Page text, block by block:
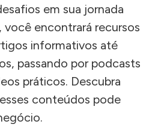
em sua jornada
você encontrará recursos
informativos até
passando por podcasts
práticos. Descubra
conteúdos pode